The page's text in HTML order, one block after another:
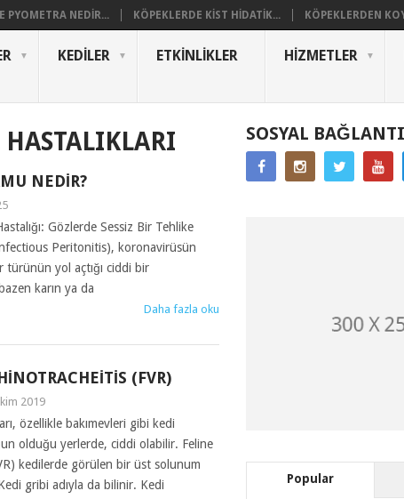
PYOMETRA NEDIR... KÖPEKLERDE KIST HIDATIK... KÖPEKLERDEN
KEDILER ETKINLIKLER HIZMETLER
NEDIR?
Gözlerde Sessiz Bir Tehlike
Peritonitis), koronavirüsün
türünün yol açtığı ciddi bir
karın ya da
Daha fazla oku
(FVR)
2019
özellikle bakımevleri gibi kedi
olduğu yerlerde, ciddi olabilir. Feline
kedilerde görülen bir üst solunum
gribi adıyla da bilinir. Kedi
SOSYAL
Popular